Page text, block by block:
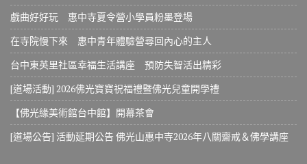
戲曲好好玩 惠中寺夏令營小學員粉墨登場
在寺院慢下來 惠中青年體驗營尋回內心的主人
台中東英里社區幸福生活講座 預防失智活出精彩
[道場活動] 2026佛光寶寶祝福禮暨佛光兒童開學禮
【佛光緣美術館台中館】開幕茶會
[道場公告] 活動延期公告 佛光山惠中寺2026年八關齋戒＆佛學講座